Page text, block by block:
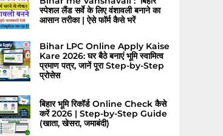
स्पेशल लैंड सर्वे के लिए वंशावली बनाने का
आसान तरीका | ऐसे फॉर्म कैसे भरें
Bihar LPC Online Apply Kaise
Kare 2026: घर बैठे बनाएं भूमि स्वामित्व
प्रमाण पत्र, जानें पूरा Step-by-Step
प्रोसेस
बिहार भूमि रिकॉर्ड Online Check कैसे
करें 2026 | Step-by-Step Guide
(खाता, खेसरा, जमाबंदी)